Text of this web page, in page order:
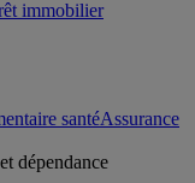
santéAssurance